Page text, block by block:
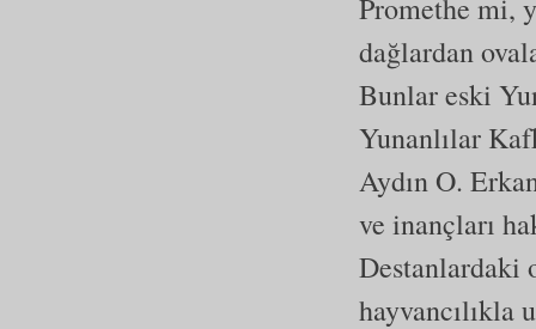
Promethe mi,
dağlardan
Bunlar eski
Yunanlılar
Aydın O.
ve inançları
Destanlardaki
hayvancılıkla